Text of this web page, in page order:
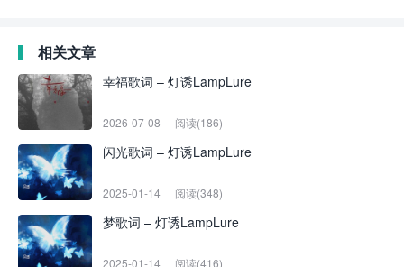
相关文章
幸福歌词 – 灯诱LampLure
2026-07-08 阅读(186)
闪光歌词 – 灯诱LampLure
2025-01-14 阅读(348)
梦歌词 – 灯诱LampLure
2025-01-14 阅读(416)